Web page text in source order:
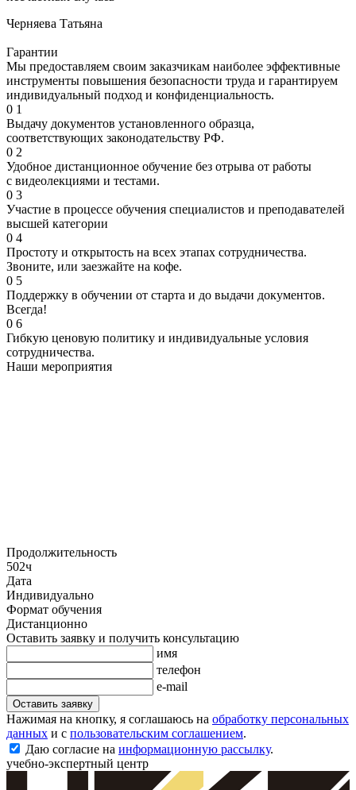
Черняева Татьяна
Гарантии
Мы предоставляем своим заказчикам наиболее эффективные
инструменты повышения безопасности труда и гарантируем
индивидуальный подход и конфиденциальность.
0 1
Выдачу документов установленного образца,
соответствующих законодательству РФ.
0 2
Удобное дистанционное обучение без отрыва от работы
с видеолекциями и тестами.
0 3
Участие в процессе обучения специалистов и преподавателей
высшей категории
0 4
Простоту и открытость на всех этапах сотрудничества.
Звоните, или заезжайте на кофе.
0 5
Поддержку в обучении от старта и до выдачи документов.
Всегда!
0 6
Гибкую ценовую политику и индивидуальные условия
сотрудничества.
Наши мероприятия
Продолжительность
502ч
Дата
Индивидуально
Формат обучения
Дистанционно
Оставить заявку и получить консультацию
имя
телефон
e-mail
Оставить заявку
Нажимая на кнопку, я соглашаюсь на обработку персональных
данных и с пользовательским соглашением.
Даю согласие на информационную рассылку.
учебно-экспертный центр